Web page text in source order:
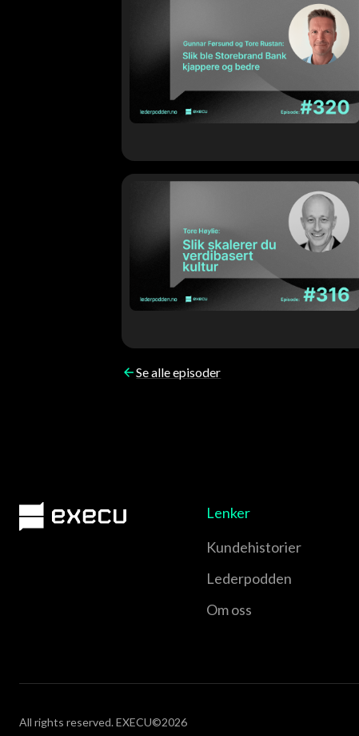
Se alle episoder
Lenker
Kundehistorier
Lederpodden
Om oss
All rights reserved. EXECU©2026